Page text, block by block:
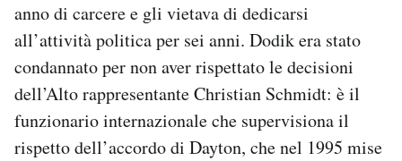
anno di carcere e gli vietava di dedicarsi
all’attività politica per sei anni. Dodik era stato
condannato per non aver rispettato le decisioni
dell’Alto rappresentante Christian Schmidt: è il
funzionario internazionale che supervisiona il
rispetto dell’accordo di Dayton, che nel 1995 mise